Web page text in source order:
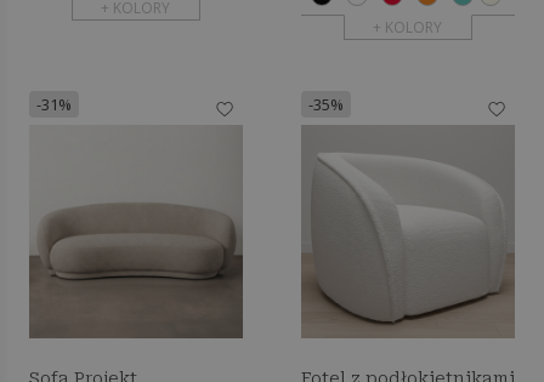
+ KOLORY
+ KOLORY
-31% -35%